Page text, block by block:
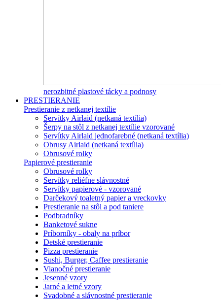
nerozbitné plastové tácky a podnosy
PRESTIERANIE
Prestieranie z netkanej textílie
Servítky Airlaid (netkaná textília)
Šerpy na stôl z netkanej textílie vzorované
Servítky Airlaid jednofarebné (netkaná textília)
Obrusy Airlaid (netkaná textília)
Obrusové rolky
Papierové prestieranie
Obrusové rolky
Servítky reliéfne slávnostné
Servítky papierové - vzorované
Darčekový toaletný papier a vreckovky
Prestieranie na stôl a pod taniere
Podbradníky
Banketové sukne
Príborníky - obaly na príbor
Detské prestieranie
Pizza prestieranie
Sushi, Burger, Caffee prestieranie
Vianočné prestieranie
Jesenné vzory
Jarné a letné vzory
Svadobné a slávnostné prestieranie